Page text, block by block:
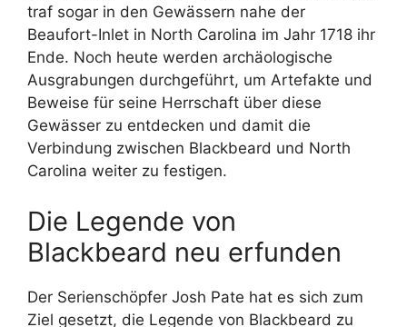
traf sogar in den Gewässern nahe der
Beaufort-Inlet in North Carolina im Jahr 1718 ihr
Ende. Noch heute werden archäologische
Ausgrabungen durchgeführt, um Artefakte und
Beweise für seine Herrschaft über diese
Gewässer zu entdecken und damit die
Verbindung zwischen Blackbeard und North
Carolina weiter zu festigen.
Die Legende von
Blackbeard neu erfunden
Der Serienschöpfer Josh Pate hat es sich zum
Ziel gesetzt, die Legende von Blackbeard zu